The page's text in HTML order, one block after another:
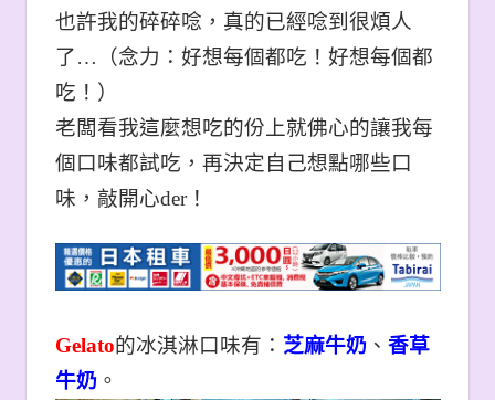
也許我的碎碎唸，真的已經唸到很煩人
了…（念力：好想每個都吃！好想每個都
吃！）
老闆看我這麼想吃的份上就佛心的讓我每
個口味都試吃，再決定自己想點哪些口
味，敲開心der！
Gelato的冰淇淋口味有： 芝麻牛奶、 香草
牛奶。